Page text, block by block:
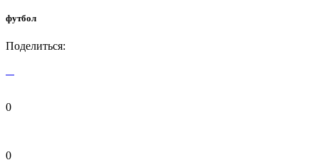
футбол
Поделиться:
0
0